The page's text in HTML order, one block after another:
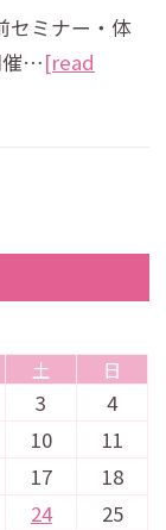
セミナー・体
催…[read
土 日
3
4
10
11
17
18
24
25